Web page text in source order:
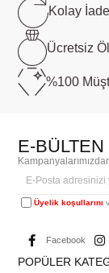
Kolay
Ücretsiz
%100
E-BÜLTEN
Üyelik koşullarını
Facebook
POPÜLER